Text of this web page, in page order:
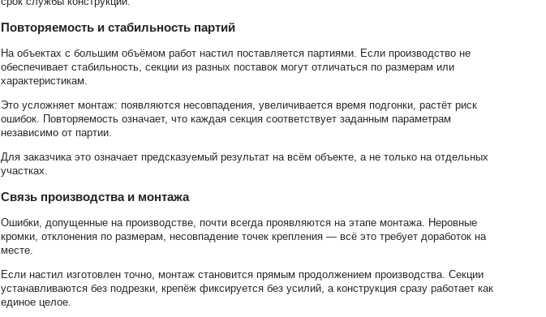
Повторяемость и стабильность партий
На объектах с большим объёмом работ настил поставляется партиями. Если производство не
обеспечивает стабильность, секции из разных поставок могут отличаться по размерам или
характеристикам.
Это усложняет монтаж: появляются несовпадения, увеличивается время подгонки, растёт риск
ошибок. Повторяемость означает, что каждая секция соответствует заданным параметрам
независимо от партии.
Для заказчика это означает предсказуемый результат на всём объекте, а не только на отдельных
участках.
Связь производства и монтажа
Ошибки, допущенные на производстве, почти всегда проявляются на этапе монтажа. Неровные
кромки, отклонения по размерам, несовпадение точек крепления — всё это требует доработок на
месте.
Если настил изготовлен точно, монтаж становится прямым продолжением производства. Секции
устанавливаются без подрезки, крепёж фиксируется без усилий, а конструкция сразу работает как
единое целое.